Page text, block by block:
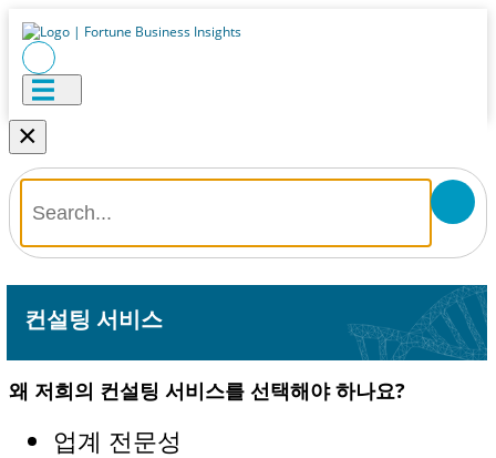
×
컨설팅 서비스
왜 저희의 컨설팅 서비스를 선택해야 하나요?
업계 전문성